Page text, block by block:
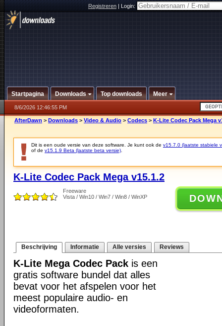
Registreren|Login:
Startpagina Downloads Top downloads Meer
8/6/2026 12:46:55 PM
AfterDawn > Downloads > Video & Audio > Codecs > K-Lite Codec Pack Mega
Dit is een oude versie van deze software. Je kunt ook de v15.7.0 (laatste stabiele
of de v15.1.9 Beta (laatste beta versie)
K-Lite Codec Pack Mega v15.1.2
Freeware
Vista / Win10 / Win7 / Win8 / WinXP
Beschrijving Informatie Alle versies Reviews
K-Lite Mega Codec Pack is een
gratis software bundel dat alles
bevat voor het afspelen voor het
meest populaire audio- en
videoformaten.